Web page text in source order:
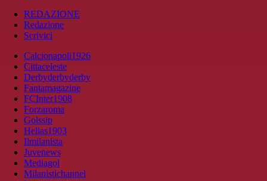
REDAZIONE
Redazione
Scrivici
Calcionapoli1926
Cittaceleste
Derbyderbyderby
Fantamagazine
FCInter1908
Forzaroma
Golssip
Hellas1903
Ilmilanista
Juvenews
Mediagol
Milanistichannel